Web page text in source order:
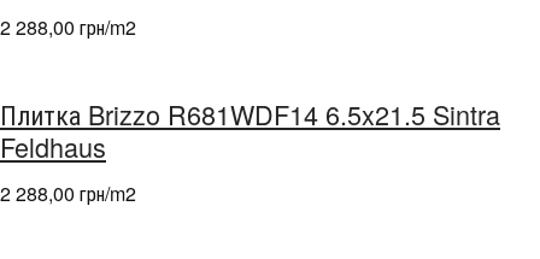
2 288,00 грн/m2
Плитка Brizzo R681WDF14 6.5x21.5 Sintra
Feldhaus
2 288,00 грн/m2